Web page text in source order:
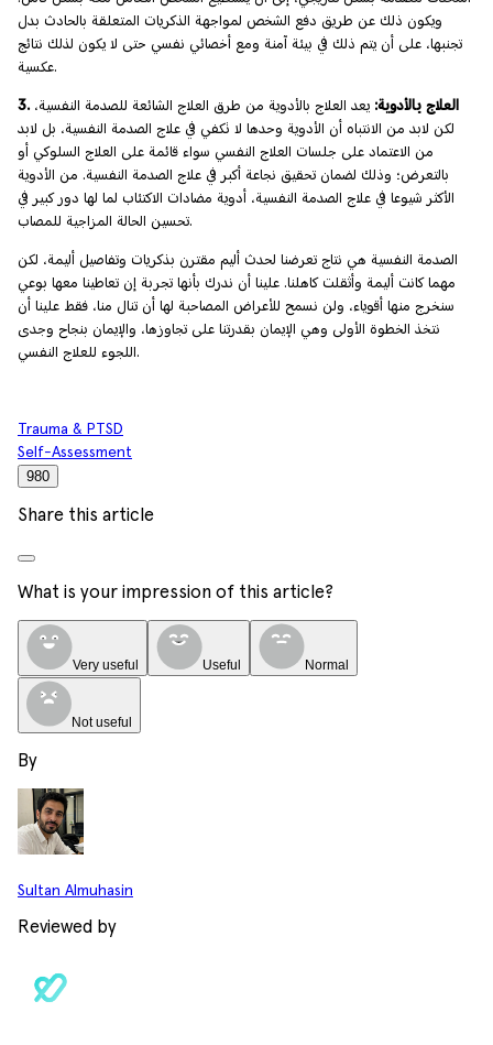
ويكون ذلك عن طريق دفع الشخص لمواجهة الذكريات المتعلقة بالحادث بدل
تجنبها، على أن يتم ذلك في بيئة آمنة ومع أخصائي نفسي حتى لا يكون لذلك نتائج
عكسية.
3. العلاج بالأدوية: يعد العلاج بالأدوية من طرق العلاج الشائعة للصدمة النفسية،
لكن لابد من الانتباه أن الأدوية وحدها لا تكفي في علاج الصدمة النفسية، بل لابد
من الاعتماد على جلسات العلاج النفسي سواء قائمة على العلاج السلوكي أو
بالتعرض؛ وذلك لضمان تحقيق نجاعة أكبر في علاج الصدمة النفسية. من الأدوية
الأكثر شيوعا في علاج الصدمة النفسية، أدوية مضادات الاكتئاب لما لها دور كبير في
تحسين الحالة المزاجية للمصاب.
الصدمة النفسية هي نتاج تعرضنا لحدث أليم مقترن بذكريات وتفاصيل أليمة، لكن
مهما كانت أليمة وأثقلت كاهلنا. علينا أن ندرك بأنها تجربة إن تعاطينا معها بوعي
سنخرج منها أقوياء، ولن نسمح للأعراض المصاحبة لها أن تنال منا، فقط علينا أن
نتخذ الخطوة الأولى وهي الإيمان بقدرتنا على تجاوزها، والإيمان بنجاح وجدى
اللجوء للعلاج النفسي.
Trauma & PTSD
Self-Assessment
980
Share this article
What is your impression of this article?
Very useful Useful Normal
Not useful
By
Sultan Almuhasin
Reviewed by